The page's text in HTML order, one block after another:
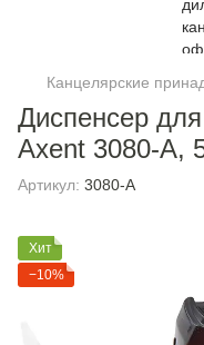
Канцелярские
Диспенсер для
Axent 3080-A,
Артикул: 3080-A
Хит
−10%